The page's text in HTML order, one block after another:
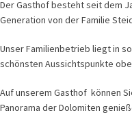
Der Gasthof besteht seit dem
Generation von der Familie
Unser Familienbetrieb liegt in
schönsten Aussichtspunkte
Auf unserem Gasthof können
Panorama der Dolomiten